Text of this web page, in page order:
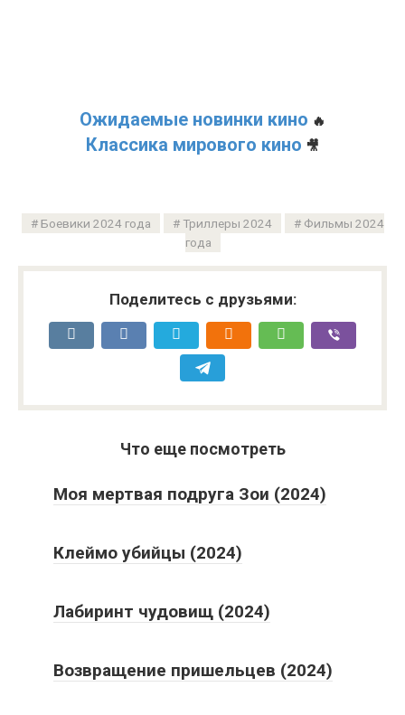
Ожидаемые новинки кино 🔥
Классика мирового кино 🎥
Боевики 2024 года Триллеры 2024
Фильмы 2024
года
Поделитесь с друзьями:
Что еще посмотреть
Моя мертвая подруга Зои (2024)
Клеймо убийцы (2024)
Лабиринт чудовищ (2024)
Возвращение пришельцев (2024)